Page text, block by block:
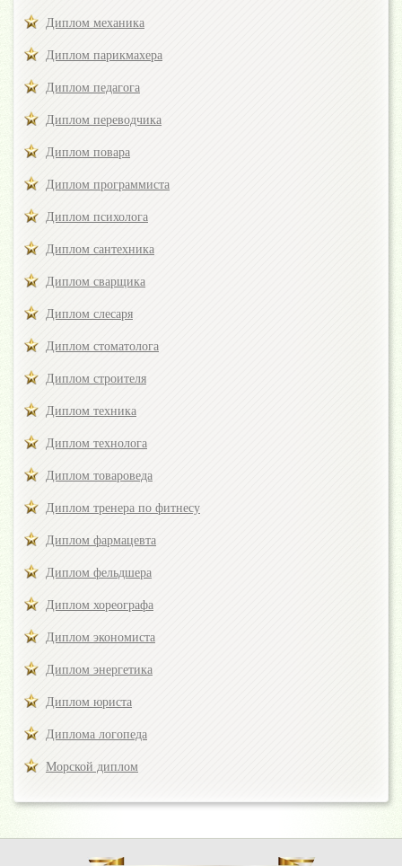
Диплом механика
Диплом парикмахера
Диплом педагога
Диплом переводчика
Диплом повара
Диплом программиста
Диплом психолога
Диплом сантехника
Диплом сварщика
Диплом слесаря
Диплом стоматолога
Диплом строителя
Диплом техника
Диплом технолога
Диплом товароведа
Диплом тренера по фитнесу
Диплом фармацевта
Диплом фельдшера
Диплом хореографа
Диплом экономиста
Диплом энергетика
Диплом юриста
Диплома логопеда
Морской диплом